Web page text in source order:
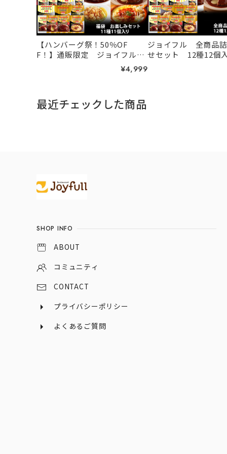
【ハンバーグ祭！50％OF
F！】通販限定 ジョイフル
お楽しみセット 11種11個入
¥4,999
ジョイフル 全商品
せセット 12種12個
最近チェックした商品
Information
SHOP INFO
ABOUT
コミュニティ
CONTACT
プライバシーポリシー
よくあるご質問